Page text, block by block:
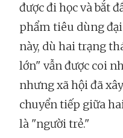
được đi học và bắt
phẩm tiêu dùng
này, dù hai trạng
lớn" vẫn được coi
nhưng xã hội đã
chuyển tiếp giữa
là "người trẻ."